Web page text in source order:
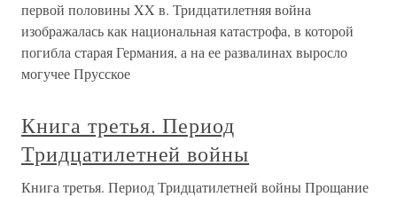
первой половины XX в. Тридцатилетняя война
изображалась как национальная катастрофа, в которой
погибла старая Германия, а на ее развалинах выросло
могучее Прусское
Книга третья. Период
Тридцатилетней войны
Книга третья. Период Тридцатилетней войны Прощание